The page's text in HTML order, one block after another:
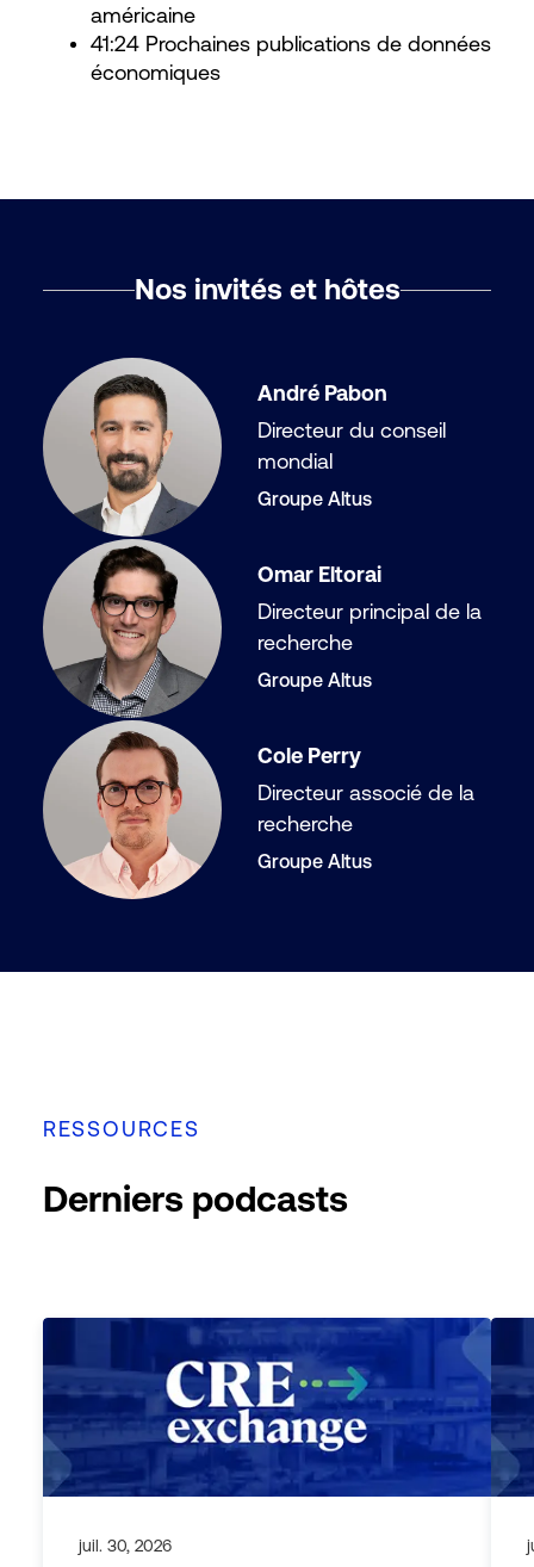
américaine
41:24 Prochaines publications de données
économiques
Nos invités et hôtes
André Pabon
Directeur du conseil
mondial
Groupe Altus
Omar Eltorai
Directeur principal de la
recherche
Groupe Altus
Cole Perry
Directeur associé de la
recherche
Groupe Altus
RESSOURCES
Derniers podcasts
juil. 30, 2026